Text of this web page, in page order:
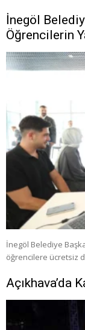
İnegöl
Öğrencilerin
İnegöl Belediye
öğrencilere ücretsiz
Açıkhava’da